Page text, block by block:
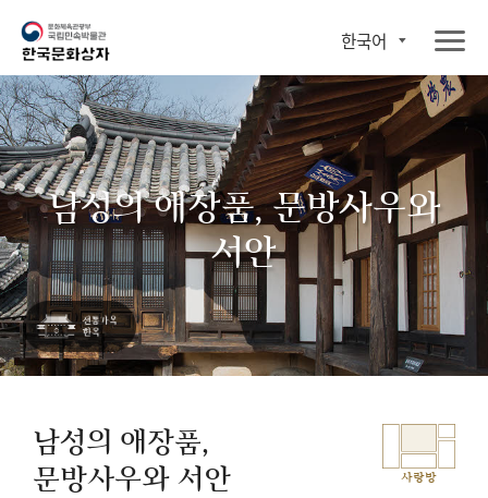
한국어
남성의 애장품, 문방사우와
서안
남성의 애장품,
문방사우와 서안
사랑방